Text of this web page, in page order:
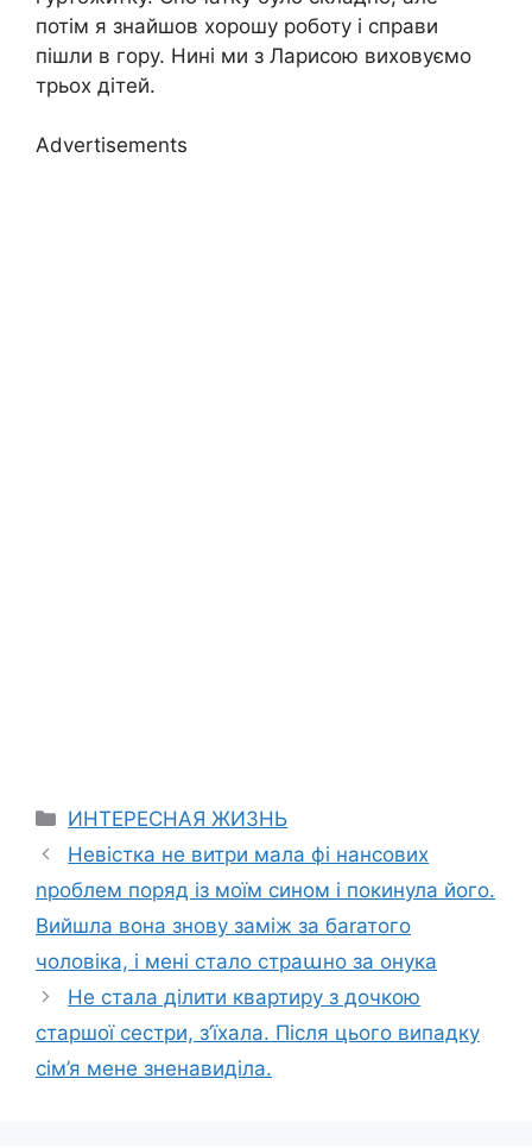
потім я знайшов хорошу роботу і справи
пішли в гору. Нині ми з Ларисою виховуємо
трьох дітей.
Advertisements
Categories
ИНТЕРЕСНАЯ ЖИЗНЬ
Невістка не витри мала фі нансових
nроблем поряд із моїм сином і покинула його.
Вийшла вона знову заміж за баrатого
чоловіка, і мені стало страաно за онука
Не стала ділити квартиру з дочкою
старшої сестри, з’їхала. Після цього випадку
сім’я мене зненавиділа.